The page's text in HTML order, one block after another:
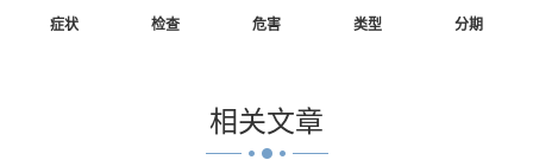
症状 检查 危害 类型 分期
相关文章